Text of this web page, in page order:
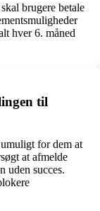
brugere betale
hver 6. måned
til
for dem at
at afmelde
uden succes.